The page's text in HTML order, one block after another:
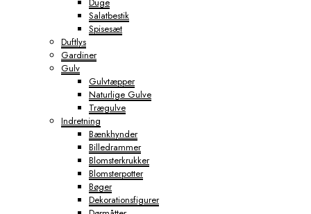
Salatbestik
Spisesæt
Duftlys
Gardiner
Gulv
Gulvtæpper
Naturlige Gulve
Trægulve
Indretning
Bænkhynder
Billedrammer
Blomsterkrukker
Blomsterpotter
Bøger
Dekorationsfigurer